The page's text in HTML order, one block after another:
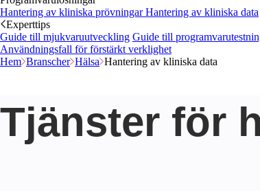
Hantering av kliniska prövningarHantering av kliniska data
Experttips
Guide till mjukvaruutveckling Guide till
Användningsfall för förstärkt verklighet
Hem Branscher Hälsa Hantering av kliniska data
Tjänster för